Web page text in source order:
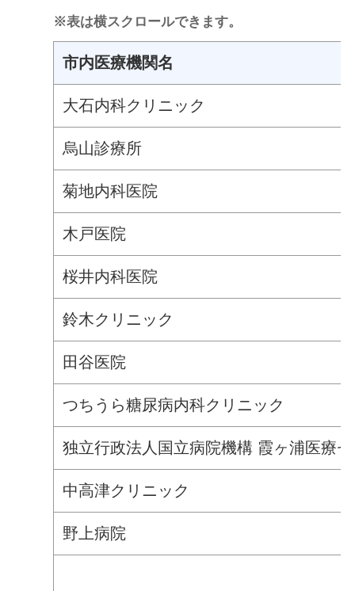
※表は横スクロールできます。
市内医療機関名
大石内科クリニック
烏山診療所
菊地内科医院
木戸医院
桜井内科医院
鈴木クリニック
田谷医院
つちうら糖尿病内科クリニック
独立行政法人国立病院機構 霞ヶ浦医療
中高津クリニック
野上病院